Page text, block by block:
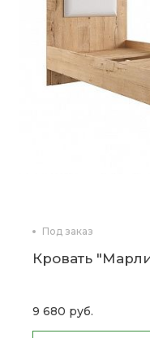
Под заказ
Кровать
9 680 руб.